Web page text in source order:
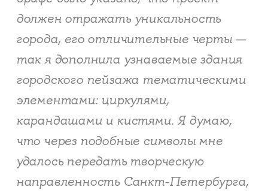
должен отражать уникальность
города, его отличительные черты —
так я дополнила узнаваемые здания
городского пейзажа тематическими
элементами: циркулями,
карандашами и кистями. Я думаю,
что через подобные символы мне
удалось передать творческую
направленность Санкт-Петербурга,